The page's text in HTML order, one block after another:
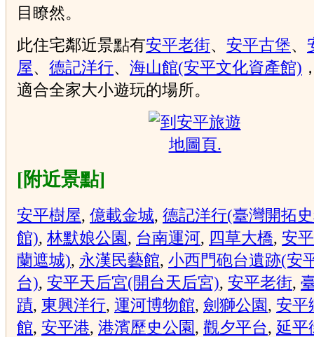
目瞭然。
此住宅鄰近景點有安平老街、 安平古堡、
屋、 德記洋行、 海山館(安平文化資產館)
適合全家大小遊玩的場所。
[附近景點]
安平樹屋, 億載金城, 德記洋行(臺灣開拓
館), 林默娘公園, 台南運河, 四草大橋, 安
蘭遮城), 永漢民藝館, 小西門砲台遺跡(安
台), 安平天后宮(開台天后宮), 安平老街,
蹟, 東興洋行, 運河博物館, 劍獅公園, 安平
館, 安平港, 港濱歷史公園, 觀夕平台, 延平